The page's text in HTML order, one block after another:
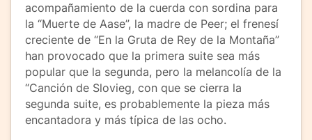
acompañamiento de la cuerda con sordina para
la “Muerte de Aase”, la madre de Peer; el frenesí
creciente de “En la Gruta de Rey de la Montaña”
han provocado que la primera suite sea más
popular que la segunda, pero la melancolía de la
“Canción de Slovieg, con que se cierra la
segunda suite, es probablemente la pieza más
encantadora y más típica de las ocho.